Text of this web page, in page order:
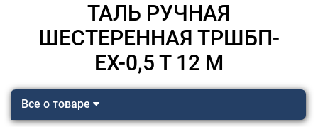
ТАЛЬ РУЧНАЯ
ШЕСТЕРЕННАЯ ТРШБП-
ЕХ-0,5 Т 12 М
Все о товаре